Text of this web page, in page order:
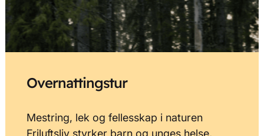
Overnattingstur
Mestring, lek og fellesskap i naturen
Friluftsliv styrker barn og unges helse,